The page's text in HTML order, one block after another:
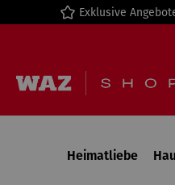
ZurExklusive
Heimatliebe